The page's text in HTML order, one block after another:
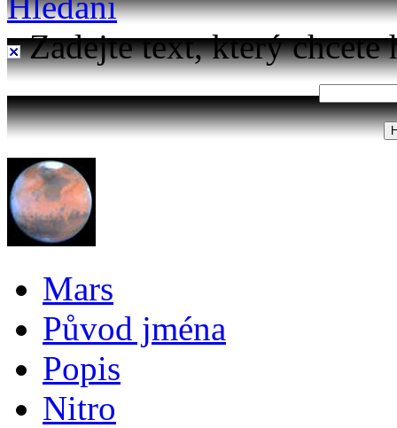
Zadejte text, který chcete
Mars
Původ jména
Popis
Nitro